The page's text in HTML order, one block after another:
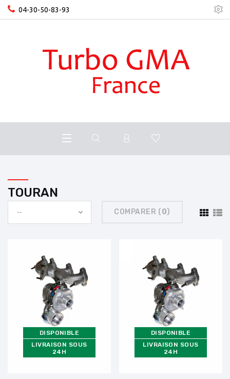
04-30-50-83-93
TOURAN
-- COMPARER (0)
DISPONIBLE
LIVRAISON SOUS
24H
DISPONIBLE
LIVRAISON SOUS
24H